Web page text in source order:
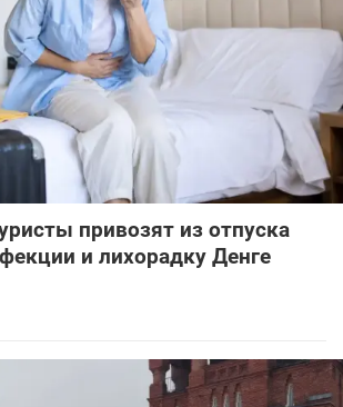
привозят из отпуска
и лихорадку Денге